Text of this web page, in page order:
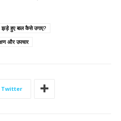
झड़े हुए बाल कैसे उगाए?
और उपचार
Twitter